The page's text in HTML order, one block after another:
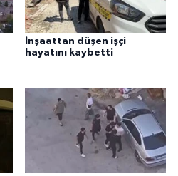
İnşaattan düşen işçi
hayatını kaybetti